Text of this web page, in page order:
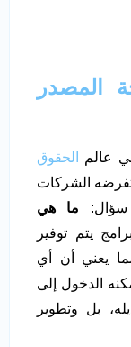
المصدر
عالم
الحقوق
تفرضه الشركات
سؤال: ما هي
يتم توفير
يعني أن أي
الدخول إلى
بل وتطوير